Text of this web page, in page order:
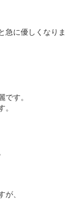
急に優しくなりま
です。
。
が、